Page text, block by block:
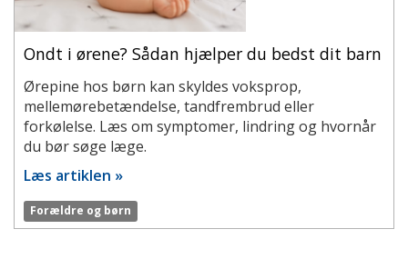
Ondt i ørene? Sådan hjælper du bedst dit barn
Ørepine hos børn kan skyldes voksprop,
mellemørebetændelse, tandfrembrud eller
forkølelse. Læs om symptomer, lindring og hvornår
du bør søge læge.
Læs artiklen »
Forældre og børn